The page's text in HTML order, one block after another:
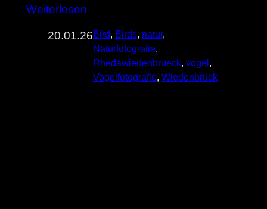
Weiterlesen
20.01.26Bird, Birds, natur
Naturfotografie
Rhedawiedenbrueck, vogel
Vogelfotografie, Wiedenbrück